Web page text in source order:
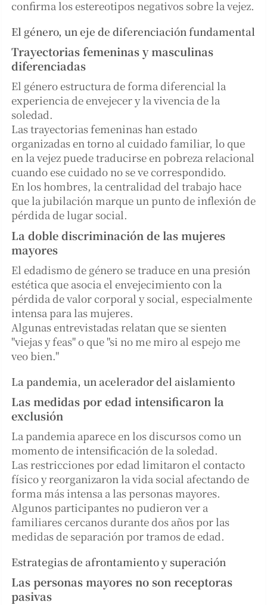
confirma los estereotipos negativos sobre la vejez.
El género, un eje de diferenciación fundamental
Trayectorias femeninas y masculinas
diferenciadas
El género estructura de forma diferencial la
experiencia de envejecer y la vivencia de la
soledad.
Las trayectorias femeninas han estado
organizadas en torno al cuidado familiar, lo que
en la vejez puede traducirse en pobreza relacional
cuando ese cuidado no se ve correspondido.
En los hombres, la centralidad del trabajo hace
que la jubilación marque un punto de inflexión de
pérdida de lugar social.
La doble discriminación de las mujeres
mayores
El edadismo de género se traduce en una presión
estética que asocia el envejecimiento con la
pérdida de valor corporal y social, especialmente
intensa para las mujeres.
Algunas entrevistadas relatan que se sienten
"viejas y feas" o que "si no me miro al espejo me
veo bien."
La pandemia, un acelerador del aislamiento
Las medidas por edad intensificaron la
exclusión
La pandemia aparece en los discursos como un
momento de intensificación de la soledad.
Las restricciones por edad limitaron el contacto
físico y reorganizaron la vida social afectando de
forma más intensa a las personas mayores.
Algunos participantes no pudieron ver a
familiares cercanos durante dos años por las
medidas de separación por tramos de edad.
Estrategias de afrontamiento y superación
Las personas mayores no son receptoras
pasivas